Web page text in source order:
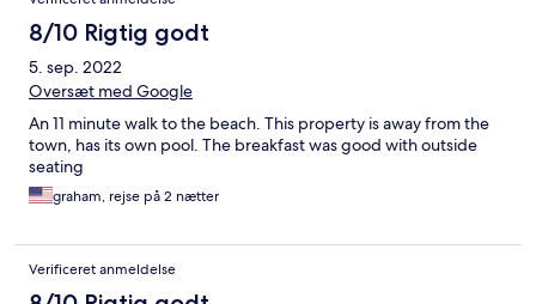
8/10 Rigtig godt
5. sep. 2022
Oversæt med Google
An 11 minute walk to the beach. This property is away from the
town, has its own pool. The breakfast was good with outside
seating
graham, rejse på 2 nætter
Verificeret anmeldelse